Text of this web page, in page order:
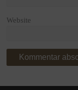
Website